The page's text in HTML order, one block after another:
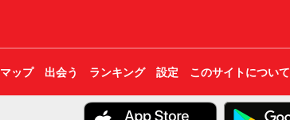
マップ 出会う ランキング 設定 このサイトについて